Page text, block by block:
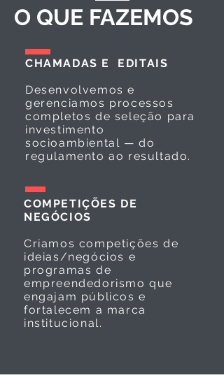
O QUE FAZEMOS
CHAMADAS E EDITAIS
Desenvolvemos e
gerenciamos processos
completos de seleção para
investimento
socioambiental — do
regulamento ao resultado.
COMPETIÇÕES DE
NEGÓCIOS
Criamos competições de
ideias/negócios e
programas de
empreendedorismo que
engajam públicos e
fortalecem a marca
institucional.